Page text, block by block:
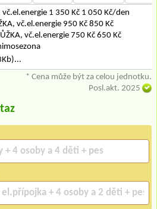
vč.el.energie 1 350 Kč 1 050 Kč/den
vč.el.energie 950 Kč 850 Kč
vč.el.energie 750 Kč 650 Kč
* Cena může být za celou jednotku.
Posl.akt. 2025